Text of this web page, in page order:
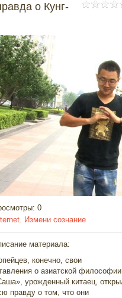
о Кунг-
: 0
Измени сознание
материала:
конечно, свои
о азиатской
урожденный китаец,
правду о том, что они